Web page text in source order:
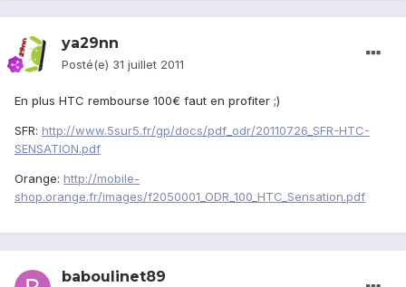
ya29nn
Posté(e) 31 juillet 2011
En plus HTC rembourse 100€ faut en profiter ;)
SFR: http://www.5sur5.fr/gp/docs/pdf_odr/20110726_SFR-HTC-
SENSATION.pdf
Orange: http://mobile-
shop.orange.fr/images/f2050001_ODR_100_HTC_Sensation.pdf
baboulinet89